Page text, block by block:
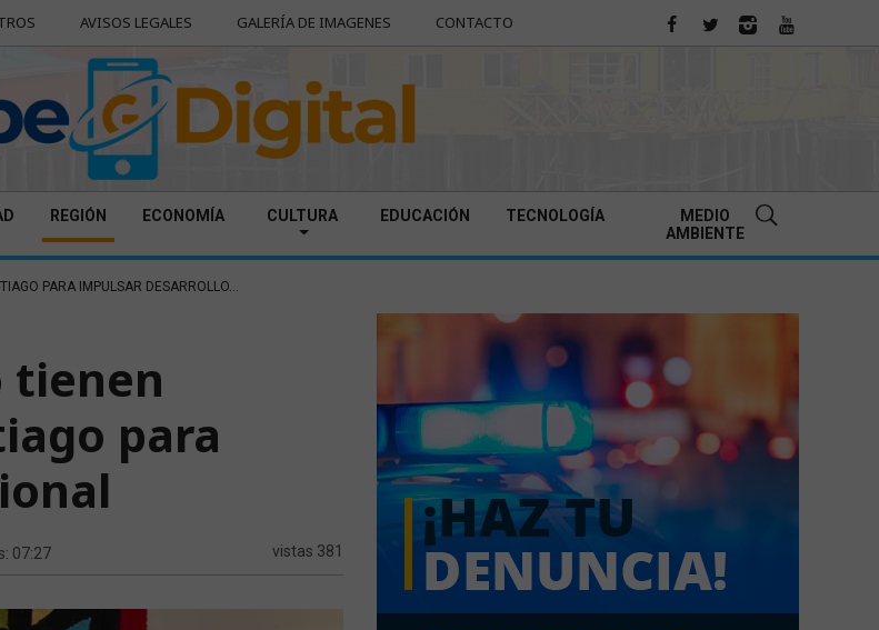
AVISOS LEGALES GALERÍA DE IMAGENES CONTACTO
REGIÓN ECONOMÍA CULTURA EDUCACIÓN TECNOLOGÍA
MEDIO
AMBIENTE
PARA IMPULSAR DESARROLLO...
tienen
para
07:27 vistas 381